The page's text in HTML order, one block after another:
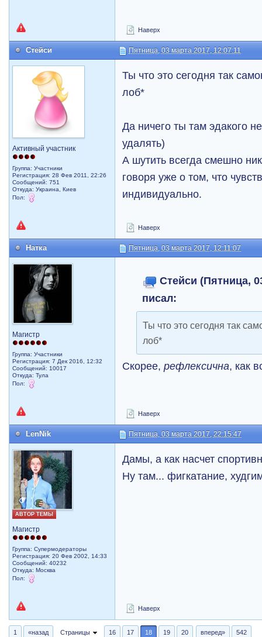
Наверх
Стейси Пятница, 03 марта 2017, 12:07:11
Активный участник
Группа: Участники
Регистрация: 28 Фев 2011, 22:26
Сообщений: 751
Откуда: Украина, Киев
Пол:
Ты что это сегодня так
лоб*
Да ничего ты там эдакого
удалять)
А шутить всегда смешно
говоря уже о том, что
индивидуально.
Наверх
Натка Пятница, 03 марта 2017, 12:11:07
Магистр
Группа: Участники
Регистрация: 7 Дек 2016, 12:32
Сообщений: 10017
Откуда: Тула
Пол:
Стейси (Пятница,
писал:
Ты что это сегодня так
лоб*
Скорее,рефлексична, как
Наверх
LenNik Пятница, 03 марта 2017, 22:15:47
АВТОР ТЕМЫ
Магистр
Группа: Супермодераторы
Регистрация: 20 Фев 2002, 14:33
Сообщений: 40232
Откуда: Москва
Пол:
Дамы, а как насчет
Ну там... фигкатание,
Наверх
1 «назад Страницы 16 17 18 19 20 вперед» 542